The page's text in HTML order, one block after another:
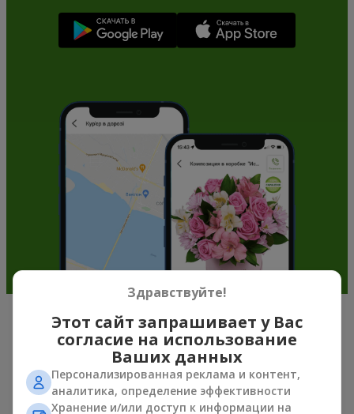
Почему стоит выбрать букет
кремовых роз в г. Львов?
Букет кремовых роз – символ утончённости, нежности и
гармонии цвета. Его пастельные оттенки создают
Здравствуйте!
Этот сайт запрашивает у Вас
согласие на использование
Ваших данных
Персонализированная реклама и контент,
аналитика, определение эффективности
Хранение и/или доступ к информации на